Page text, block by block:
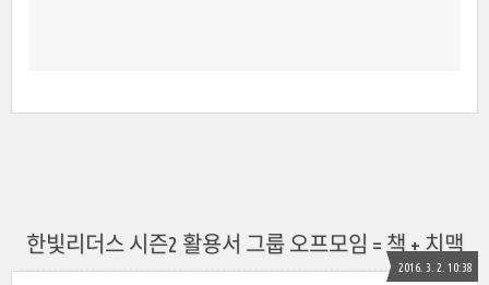
한빛리더스 시즌2 활용서 그룹 오프모임 = 책 + 치맥
2016. 3. 2. 10:38